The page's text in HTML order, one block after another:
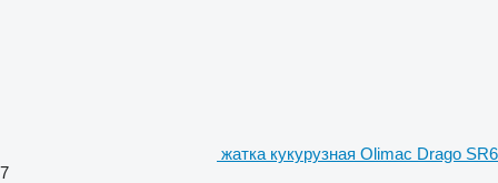
жатка кукурузная Olimac Drago SR6
7